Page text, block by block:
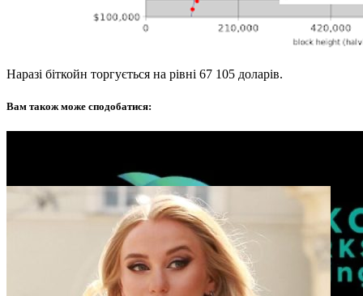
Наразі біткойн торгується на рівні 67 105 доларів.
Вам також може сподобатися: